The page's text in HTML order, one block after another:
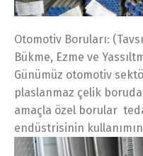
Otomotiv Boruları:
Bükme, Ezme ve
Günümüz otomotiv
plaslanmaz çelik
amaçla özel borular
endüstrisinin